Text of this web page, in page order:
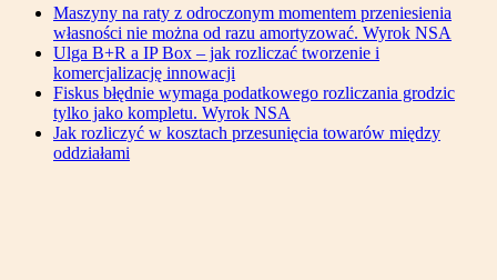
Maszyny na raty z odroczonym momentem przeniesienia
własności nie można od razu amortyzować. Wyrok NSA
Ulga B+R a IP Box – jak rozliczać tworzenie i
komercjalizację innowacji
Fiskus błędnie wymaga podatkowego rozliczania grodzic
tylko jako kompletu. Wyrok NSA
Jak rozliczyć w kosztach przesunięcia towarów między
oddziałami